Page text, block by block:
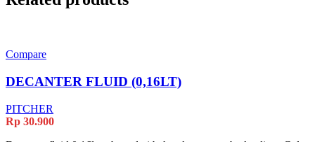
Compare
DECANTER FLUID (0,16LT)
PITCHER
Rp 30.900